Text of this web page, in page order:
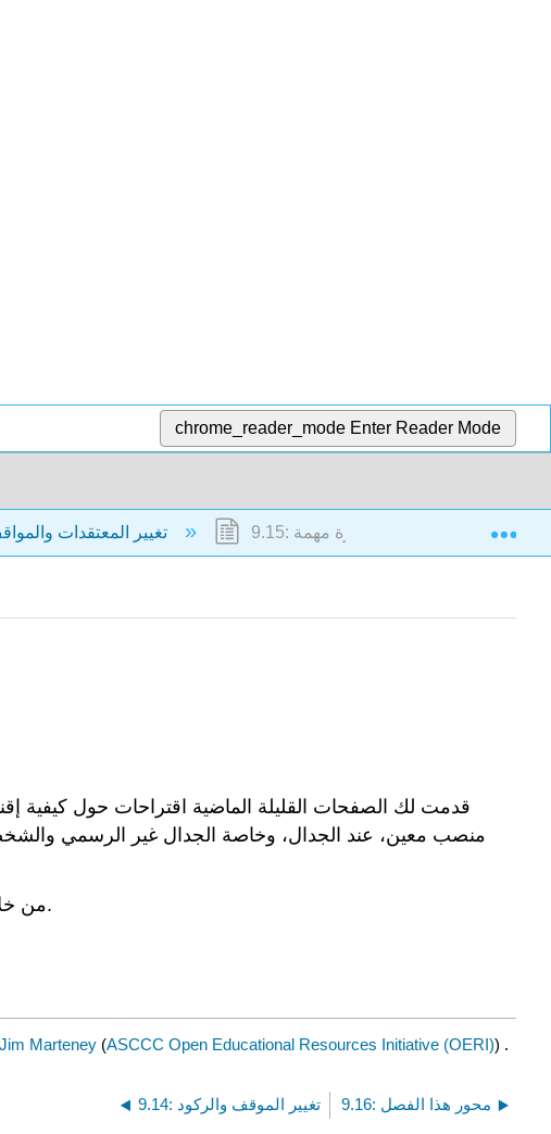
chrome_reader_mode Enter Reader Mode
9: تغيير المعتقدات والمواقف والسلوك 9.15: آخر فكرة مهمة
قدمت لك الصفحات القليلة الماضية اقتراحات حول
منصب معين، عند الجدال، وخاصة الجدال غير الرسمي
من خلال فهم معتقداتنا وقيمنا واحتياجاتنا، يمكننا فهم القرارات التي نتخذها بشكل أفضل، وسبب ارتياحنا لهذه القرارات.
Jim Marteney (ASCCC Open Educational Resources Initiative (OERI)) .
9.14: تغيير الموقف والركود 9.16: محور هذا الفصل